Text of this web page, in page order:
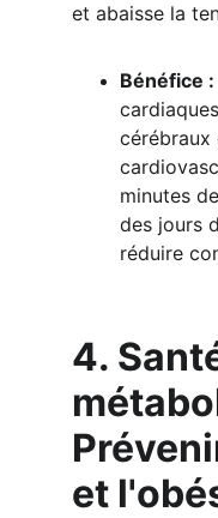
et abaisse la
Bénéfice :
cérébraux
minutes
des jours
réduire
4.
et